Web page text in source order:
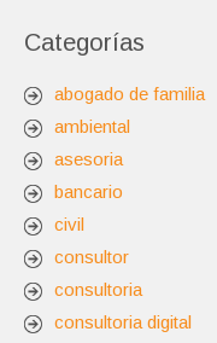
Categorías
abogado de familia
ambiental
asesoria
bancario
civil
consultor
consultoria
consultoria digital